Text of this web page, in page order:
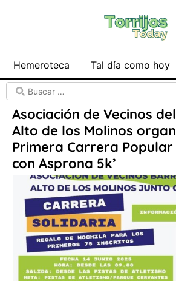
Hemeroteca Tal día como hoy
Asociación de Vecinos
Alto de los Molinos
Primera Carrera Popular
con Asprona 5k’